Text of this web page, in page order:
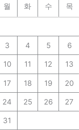
월 화 수 목
3 4 5 6
10 11 12 13
17 18 19 20
24 25 26 27
31